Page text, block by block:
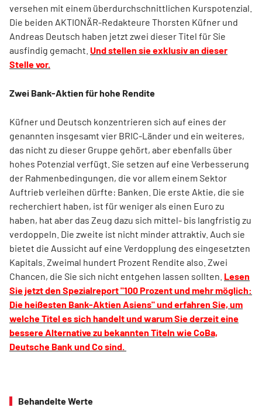
versehen mit einem überdurchschnittlichen Kurspotenzial.
Die beiden AKTIONÄR-Redakteure Thorsten Küfner und
Andreas Deutsch haben jetzt zwei dieser Titel für Sie
ausfindig gemacht. Und stellen sie exklusiv an dieser
Stelle vor.
Zwei Bank-Aktien für hohe Rendite
Küfner und Deutsch konzentrieren sich auf eines der
genannten insgesamt vier BRIC-Länder und ein weiteres,
das nicht zu dieser Gruppe gehört, aber ebenfalls über
hohes Potenzial verfügt. Sie setzen auf eine Verbesserung
der Rahmenbedingungen, die vor allem einem Sektor
Auftrieb verleihen dürfte: Banken. Die erste Aktie, die sie
recherchiert haben, ist für weniger als einen Euro zu
haben, hat aber das Zeug dazu sich mittel- bis langfristig zu
verdoppeln. Die zweite ist nicht minder attraktiv. Auch sie
bietet die Aussicht auf eine Verdopplung des eingesetzten
Kapitals. Zweimal hundert Prozent Rendite also. Zwei
Chancen, die Sie sich nicht entgehen lassen sollten. Lesen
Sie jetzt den Spezialreport "100 Prozent und mehr möglich:
Die heißesten Bank-Aktien Asiens" und erfahren Sie, um
welche Titel es sich handelt und warum Sie derzeit eine
bessere Alternative zu bekannten Titeln wie CoBa,
Deutsche Bank und Co sind.
Behandelte Werte